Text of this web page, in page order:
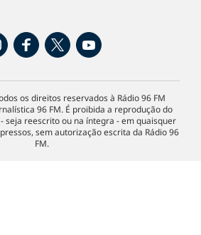
os direitos reservados à Rádio 96 FM
96 FM. É proibida a reprodução do
seja reescrito ou na íntegra - em quaisquer
sem autorização escrita da Rádio 96
FM.